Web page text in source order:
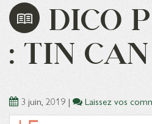
DICO
: TIN
3 juin, 2019 | Laissez vos